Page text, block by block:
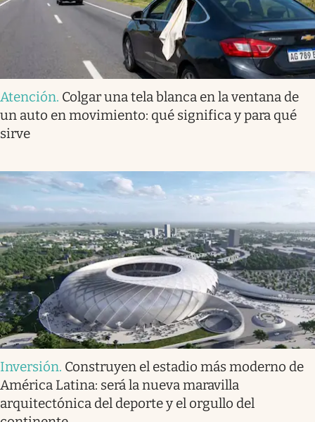
Atención. Colgar una tela blanca en la ventana de
un auto en movimiento: qué significa y para qué
sirve
Inversión. Construyen el estadio más moderno de
América Latina: será la nueva maravilla
arquitectónica del deporte y el orgullo del